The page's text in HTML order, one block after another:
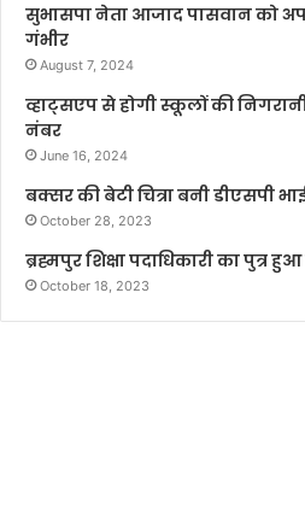
सुभासपा नेता आजाद पासवान को
गंभीर
August 7, 2024
व्हाट्सएप से होगी स्कूलों की
नंबर
June 16, 2024
बक्सर की बेटी चित्रा बनी डीएसपी
October 28, 2023
ब्रह्मपुर शिक्षा पदाधिकारी का पुत्र
October 18, 2023